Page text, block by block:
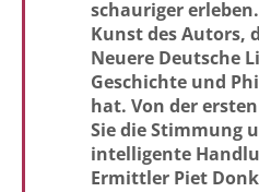
schauriger erleben.
Kunst des Autors,
Neuere Deutsche
Geschichte und
hat. Von der
Sie die Stimmung
intelligente
Ermittler Piet